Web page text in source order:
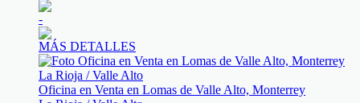
-
MÁS DETALLES
Oficina en Venta en Lomas de Valle Alto, Monterrey